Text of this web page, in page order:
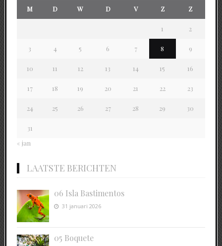
M D W D V Z Z
1 2
3 4 5 6 7 8 9
10 11 12 13 14 15 16
17 18 19 20 21 22 23
24 25 26 27 28 29 30
31
« jan
LAATSTE BERICHTEN
06 Isla Bastimentos
31 januari 2026
05 Boquete